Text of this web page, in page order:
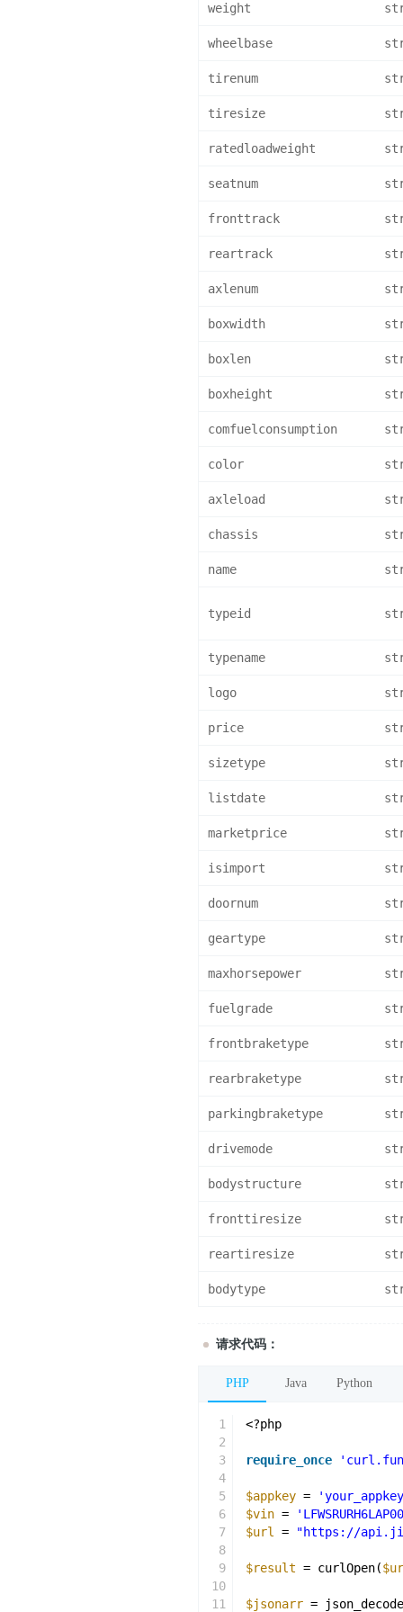
weight
wheelbase
tirenum
tiresize
ratedloadweight
seatnum
fronttrack
reartrack
axlenum
boxwidth
boxlen
boxheight
comfuelconsumption
color
axleload
chassis
name
typeid
typename
logo
price
sizetype
listdate
marketprice
isimport
doornum
geartype
maxhorsepower
fuelgrade
frontbraketype
rearbraketype
parkingbraketype
drivemode
bodystructure
fronttiresize
reartiresize
bodytype
请求代码：
PHP Java Python
1
2
3
4
5
6
7
8
9
10
11
<?php
require_once
$appkey =
$vin =
$url
= "https://
$result = curlOpen(
$jsonarr =